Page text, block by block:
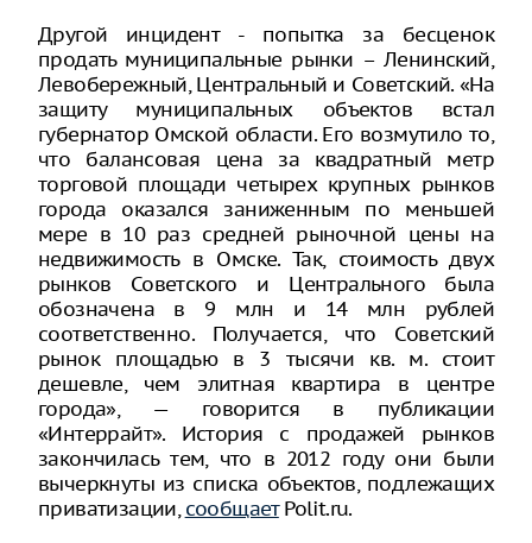
Другой инцидент - попытка за бесценок
продать муниципальные рынки – Ленинский,
Левобережный, Центральный и Советский. «На
защиту муниципальных объектов встал
губернатор Омской области. Его возмутило то,
что балансовая цена за квадратный метр
торговой площади четырех крупных рынков
города оказался заниженным по меньшей
мере в 10 раз средней рыночной цены на
недвижимость в Омске. Так, стоимость двух
рынков Советского и Центрального была
обозначена в 9 млн и 14 млн рублей
соответственно. Получается, что Советский
рынок площадью в 3 тысячи кв. м. стоит
дешевле, чем элитная квартира в центре
города», — говорится в публикации
«Интеррайт». История с продажей рынков
закончилась тем, что в 2012 году они были
вычеркнуты из списка объектов, подлежащих
приватизации,сообщаетPolit.ru.